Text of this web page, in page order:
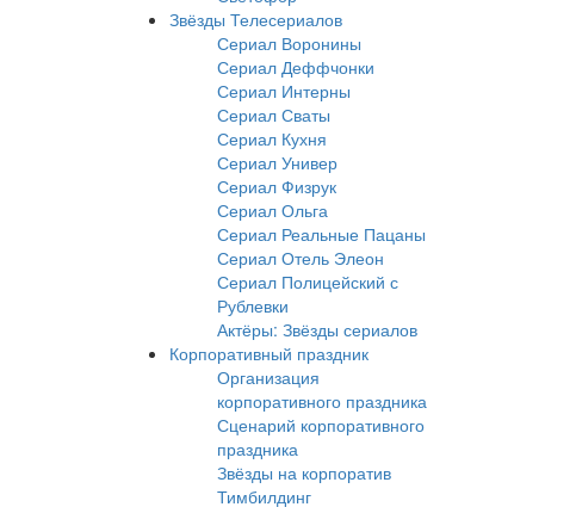
Звёзды Телесериалов
Сериал Воронины
Сериал Деффчонки
Сериал Интерны
Сериал Сваты
Сериал Кухня
Сериал Универ
Сериал Физрук
Сериал Ольга
Сериал Реальные Пацаны
Сериал Отель Элеон
Сериал Полицейский с
Рублевки
Актёры: Звёзды сериалов
Корпоративный праздник
Организация
корпоративного праздника
Сценарий корпоративного
праздника
Звёзды на корпоратив
Тимбилдинг